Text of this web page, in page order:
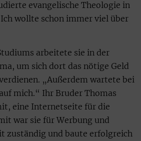
evangelische Theologie in
wollte schon immer viel über
arbeitete sie in der
um sich dort das nötige Geld
„Außerdem wartete bei
mich.“ Ihr Bruder Thomas
eine Internetseite für die
war sie für Werbung und
zuständig und baute erfolgreich